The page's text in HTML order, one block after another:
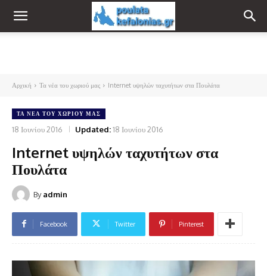
Αρχική Τα νέα του χωριού μας Internet υψηλών ταχυτήτων στα Πουλάτα
ΤΑ ΝΈΑ ΤΟΥ ΧΩΡΙΟΎ ΜΑΣ
18 Ιουνίου 2016 Updated:18 Ιουνίου 2016
Internet υψηλών ταχυτήτων στα
Πουλάτα
By admin
Facebook Twitter Pinterest